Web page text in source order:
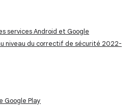
services Android et Google
niveau du correctif de sécurité 2022-
Google Play